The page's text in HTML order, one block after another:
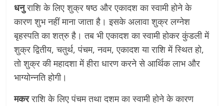
धनुराशि के लिए शुक्र षष्ठ और एकादश का स्वामी होने के
कारण शुभ नहीं माना जाता है। इसके अलावा शुक्र लग्नेश
बृहस्पति का शत्रु है। तब भी एकादश का स्वामी होकर कुंडली में
शुक्र द्वितीय, चतुर्थ, पंचम, नवम, एकादश या राशि में स्थित हो,
तो शुक्र की महादशा में हीरा धारण करने से आर्थिक लाभ और
भाग्योन्नति होगी।
मकरराशि के लिए पंचम तथा दशम का स्वामी होने के कारण